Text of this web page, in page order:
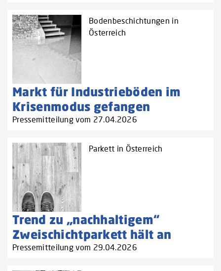
Bodenbeschichtungen in
Österreich
Markt für Industrieböden im
Krisenmodus gefangen
Pressemitteilung vom 27.04.2026
Parkett in Österreich
Trend zu „nachhaltigem“
Zweischichtparkett hält an
Pressemitteilung vom 29.04.2026